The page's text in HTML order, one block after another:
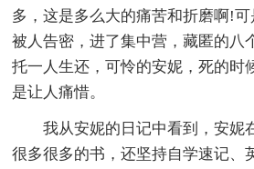
多，这是多么大的痛苦和折磨啊!
被人告密，进了集中营，藏匿的八
托一人生还，可怜的安妮，死的时
是让人痛惜。
我从安妮的日记中看到，安妮
很多很多的书，还坚持自学速记、